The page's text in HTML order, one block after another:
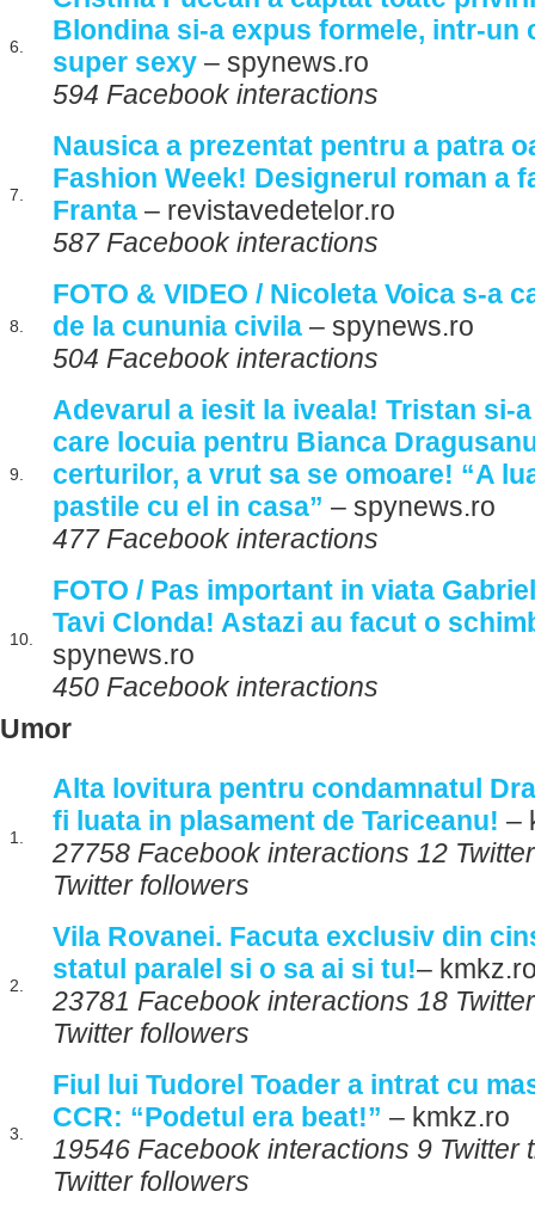
6.
Blondina si-a expus formele, intr-un
super sexy – spynews.ro
594 Facebook interactions
7.
Nausica a prezentat pentru a patra
Fashion Week! Designerul roman a
Franta – revistavedetelor.ro
587 Facebook interactions
8.
FOTO & VIDEO / Nicoleta Voica s-a
de la cununia civila – spynews.ro
504 Facebook interactions
9.
Adevarul a iesit la iveala! Tristan si-
care locuia pentru Bianca
certurilor, a vrut sa se omoare! “A
pastile cu el in casa” – spynews.ro
477 Facebook interactions
10.
FOTO / Pas important in viata
Tavi Clonda! Astazi au facut o
spynews.ro
450 Facebook interactions
Umor
1.
Alta lovitura pentru condamnatul
fi luata in plasament de Tariceanu! –
27758 Facebook interactions 12
Twitter followers
2.
Vila Rovanei. Facuta exclusiv din
statul paralel si o sa ai si tu!–
23781 Facebook interactions 18
Twitter followers
3.
Fiul lui Tudorel Toader a intrat cu
CCR: “Podetul era beat!” – kmkz.ro
19546 Facebook interactions 9 Twitter
Twitter followers